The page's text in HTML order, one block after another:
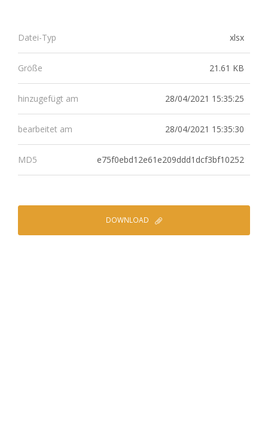
Datei-Typ xlsx
Größe 21.61 KB
hinzugefügt am 28/04/2021 15:35:25
bearbeitet am 28/04/2021 15:35:30
MD5 e75f0ebd12e61e209ddd1dcf3bf10252
DOWNLOAD